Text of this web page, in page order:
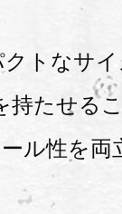
トなサ
持たせる
ル性を両